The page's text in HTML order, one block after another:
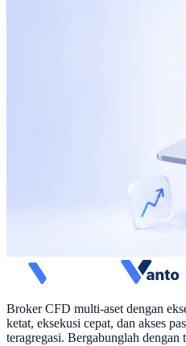
Broker CFD multi-aset dengan
ketat, eksekusi cepat, dan akses
teragregasi. Bergabunglah dengan